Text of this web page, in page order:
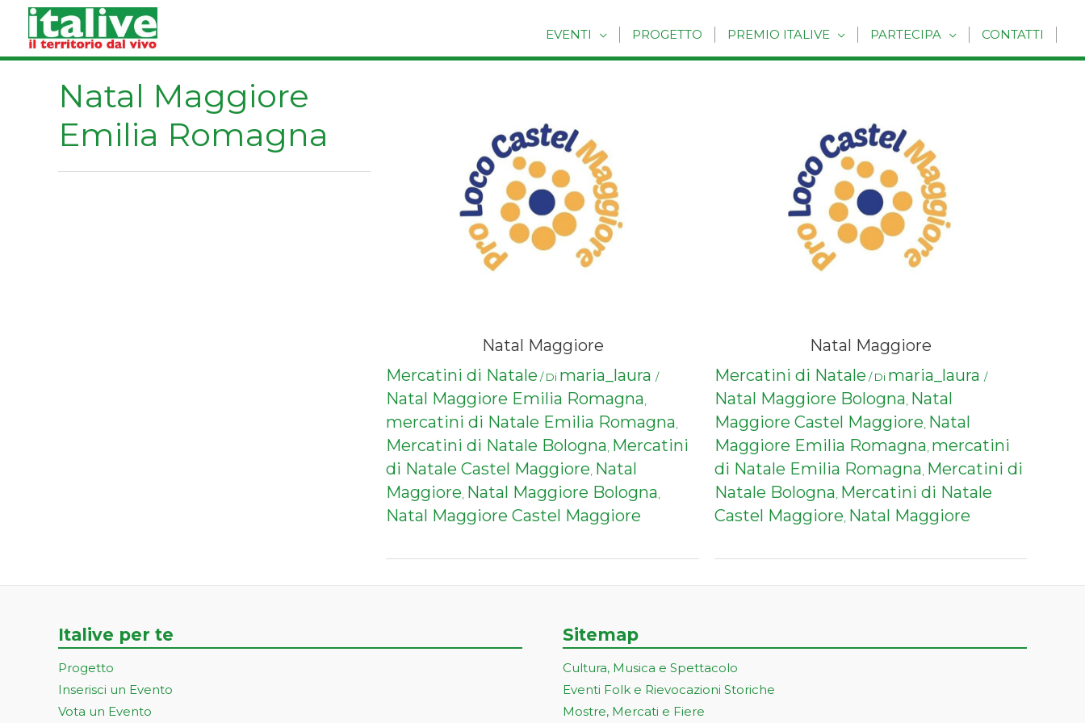
contenuto
EVENTI PROGETTO PREMIO ITALIVE PARTECIPA CONTATTI
Natal Maggiore
Emilia Romagna
Natal Maggiore
Mercatini di Natale / Di maria_laura /
Natal Maggiore Emilia Romagna,
mercatini di Natale Emilia Romagna,
Mercatini di Natale Bologna, Mercatini
di Natale Castel Maggiore, Natal
Maggiore, Natal Maggiore Bologna,
Natal Maggiore Castel Maggiore
Natal Maggiore
Mercatini di Natale / Di maria_laura /
Natal Maggiore Bologna, Natal
Maggiore Castel Maggiore, Natal
Maggiore Emilia Romagna, mercatini
di Natale Emilia Romagna, Mercatini di
Natale Bologna, Mercatini di Natale
Castel Maggiore, Natal Maggiore
Italive per te
Progetto
Inserisci un Evento
Vota un Evento
Sitemap
Cultura, Musica e Spettacolo
Eventi Folk e Rievocazioni Storiche
Mostre, Mercati e Fiere